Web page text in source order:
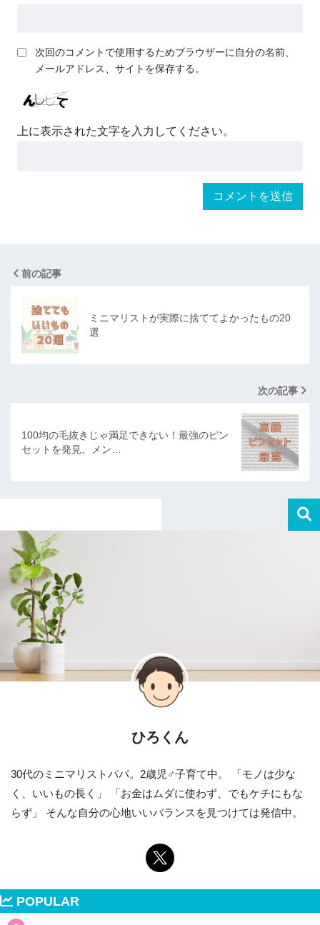
次回のコメントで使用するためブラウザーに自分の名前、
メールアドレス、サイトを保存する。
上に表示された文字を入力してください。
前の記事
ミニマリストが実際に捨ててよかったもの20
選
次の記事
100均の毛抜きじゃ満足できない！最強のピン
セットを発見。メン…
ひろくん
30代のミニマリストパパ。2歳児♂子育て中。 「モノは少な
く、いいもの長く」 「お金はムダに使わず、でもケチにもな
らず」 そんな自分の心地いいバランスを見つけては発信中。
POPULAR